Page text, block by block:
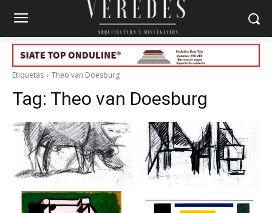
Etiquetas Theo van Doesburg
Tag: Theo van Doesburg